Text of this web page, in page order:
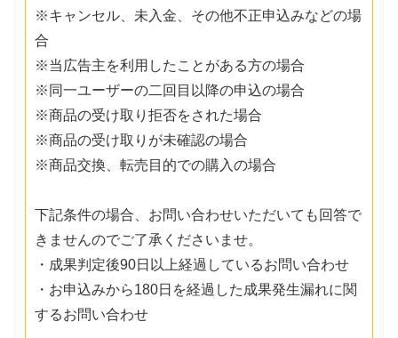
※キャンセル、未入金、その他不正申込みなどの場
合
※当広告主を利用したことがある方の場合
※同一ユーザーの二回目以降の申込の場合
※商品の受け取り拒否をされた場合
※商品の受け取りが未確認の場合
※商品交換、転売目的での購入の場合
下記条件の場合、お問い合わせいただいても回答で
きませんのでご了承くださいませ。
・成果判定後90日以上経過しているお問い合わせ
・お申込みから180日を経過した成果発生漏れに関
するお問い合わせ